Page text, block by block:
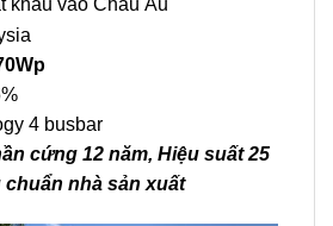
khẩu vào Châu Âu
4 busbar
cứng 12 năm, Hiệu suất 25
chuẩn nhà sản xuất